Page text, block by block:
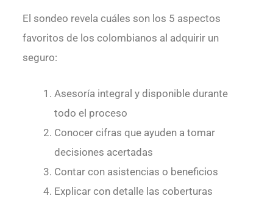
El sondeo revela cuáles son los 5 aspectos
favoritos de los colombianos al adquirir un
seguro:
Asesoría integral y disponible durante
todo el proceso
Conocer cifras que ayuden a tomar
decisiones acertadas
Contar con asistencias o beneficios
Explicar con detalle las coberturas